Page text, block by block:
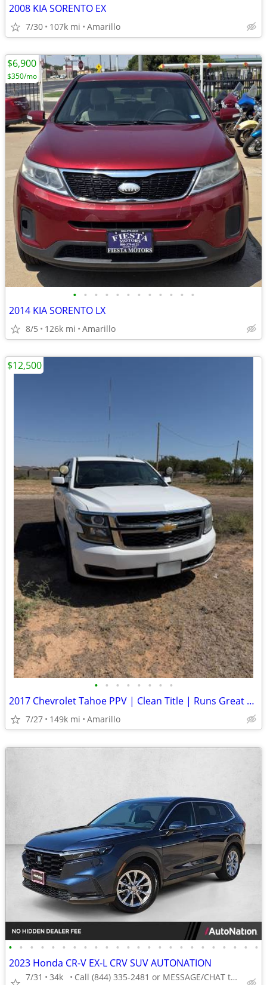
2008 KIA SORENTO EX
7/30 107k mi Amarillo
• • • • • • • • • • • •
2014 KIA SORENTO LX
8/5 126k mi Amarillo
$6,900
$350/mo
• • • • • • • •
2017 Chevrolet Tahoe PPV | Clean Title | Runs Great | Cold A/C
7/27 149k mi Amarillo
$12,500
• • • • • • • • • • • • • • • • • • • • • • • •
2023 Honda CR-V EX-L CRV SUV AUTONATION
7/31
34k
Call (844) 335-2481 or MESSAGE/CHAT to confirm availability